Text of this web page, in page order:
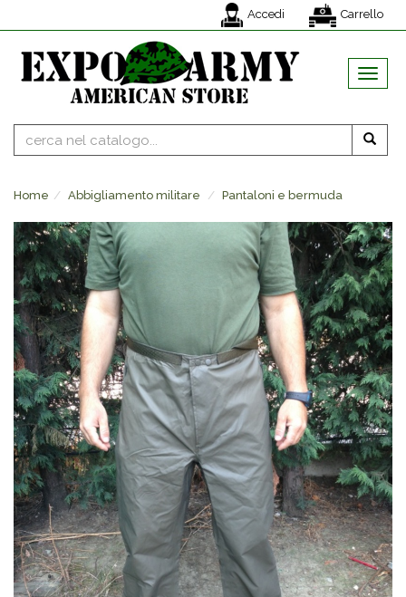
Accedi Carrello
MENU
Home Abbigliamento militare Pantaloni e bermuda